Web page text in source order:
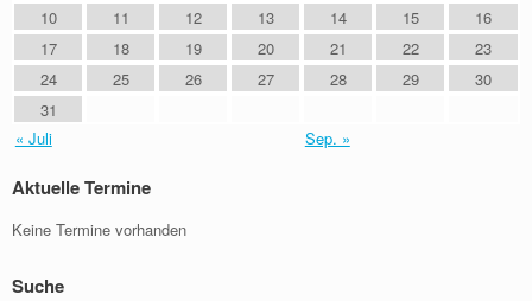
10
11 12 13 14 15
16
17
18 19 20 21 22
23
24
25 26 27 28 29
30
31
« Juli
Sep. »
Aktuelle Termine
Keine Termine vorhanden
Suche